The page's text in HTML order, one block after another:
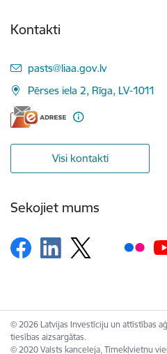
Kontakti
E-pasts:
pasts@liaa.gov.lv
Pērses iela 2, Rīga, LV-1011
Visi kontakti
Sekojiet mums
© 2026 Latvijas Investīciju un attīstības
tiesības aizsargātas.
© 2020 Valsts kanceleja, Tīmekļvietņu